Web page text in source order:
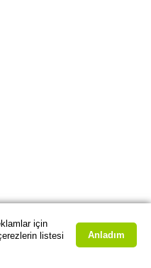
için
listesi
Anladım